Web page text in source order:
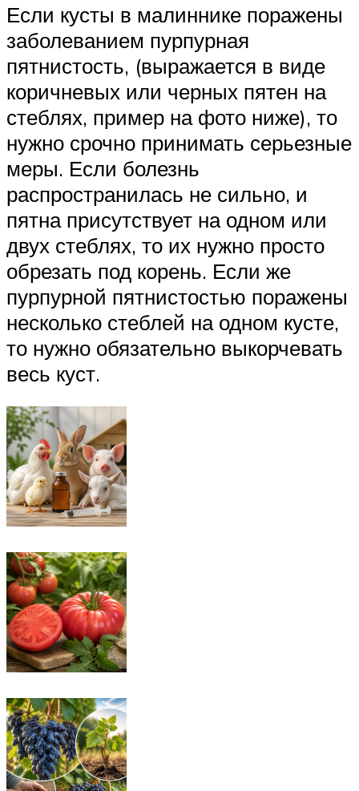
Если кусты в малиннике поражены
заболеванием пурпурная
пятнистость, (выражается в виде
коричневых или черных пятен на
стеблях, пример на фото ниже), то
нужно срочно принимать серьезные
меры. Если болезнь
распространилась не сильно, и
пятна присутствует на одном или
двух стеблях, то их нужно просто
обрезать под корень. Если же
пурпурной пятнистостью поражены
несколько стеблей на одном кусте,
то нужно обязательно выкорчевать
весь куст.